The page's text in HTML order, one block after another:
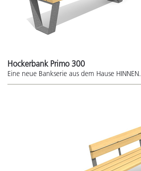
Hockerbank Primo 300
Eine neue Bankserie aus dem Hause HINNEN.